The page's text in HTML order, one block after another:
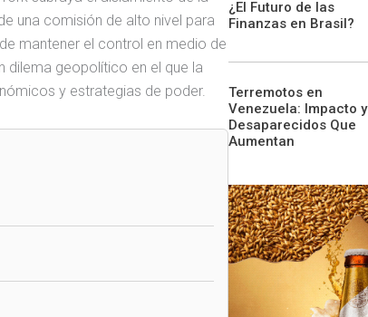
una comisión de alto nivel para
mantener el control en medio de
dilema geopolítico en el que la
y estrategias de poder.
¿El Futuro de las
Finanzas en Brasil?
Terremotos en
Venezuela: Impacto y
Desaparecidos Que
Aumentan